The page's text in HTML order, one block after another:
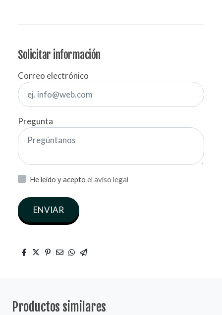
Solicitar información
Correo electrónico
Pregunta
He leído y acepto el aviso legal
ENVIAR
Productos similares